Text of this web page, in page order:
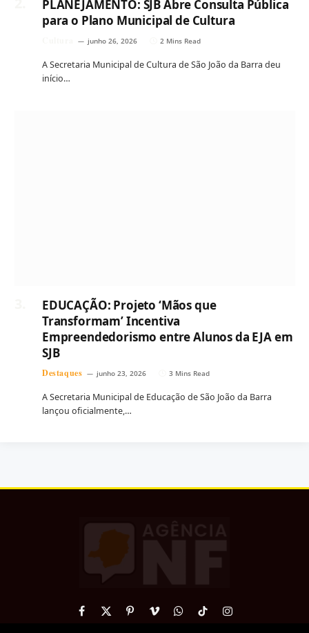
PLANEJAMENTO: SJB Abre Consulta Pública
para o Plano Municipal de Cultura
junho 26, 2026 2 Mins Read
A Secretaria Municipal de Cultura de São João da Barra deu
início…
EDUCAÇÃO: Projeto ‘Mãos que
Transformam’ Incentiva
Empreendedorismo entre Alunos da EJA em
SJB
Destaques junho 23, 2026 3 Mins Read
A Secretaria Municipal de Educação de São João da Barra
lançou oficialmente,…
Facebook
X
PinterestVimeoWhatsApp
TikTokInstagram